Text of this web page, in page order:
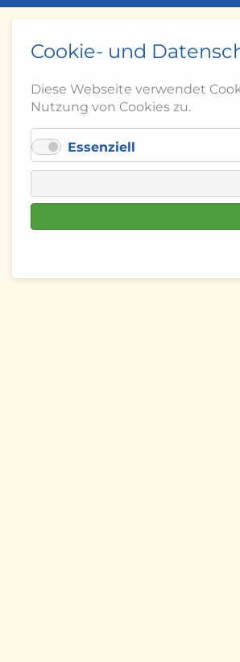
Cookie- und
Diese Webseite verwendet
Nutzung von Cookies zu.
Essenziell